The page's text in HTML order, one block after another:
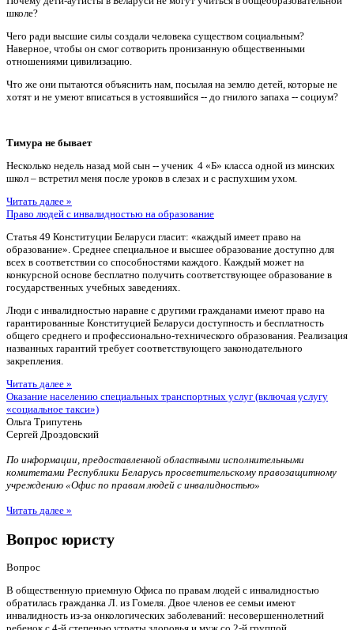
школе?
Чего ради высшие силы создали человека существом социальным?
Наверное, чтобы он смог сотворить пронизанную общественными
отношениями цивилизацию.
Что же они пытаются объяснить нам, посылая на землю детей, которые не
хотят и не умеют вписаться в устоявшийся -- до гнилого запаха -- социум?
Тимура не бывает
Несколько недель назад мой сын -- ученик 4 «Б» класса одной из минских
школ – встретил меня после уроков в слезах и с распухшим ухом.
Читать далее »
Право людей с инвалидностью на образование
Статья 49 Конституции Беларуси гласит: «каждый имеет право на
образование». Среднее специальное и высшее образование доступно для
всех в соответствии со способностями каждого. Каждый может на
конкурсной основе бесплатно получить соответствующее образование в
государственных учебных заведениях.
Люди с инвалидностью наравне с другими гражданами имеют право на
гарантированные Конституцией Беларуси доступность и бесплатность
общего среднего и профессионально-технического образования. Реализация
названных гарантий требует соответствующего законодательного
закрепления.
Читать далее »
Оказание населению специальных транспортных услуг (включая услугу
«социальное такси»)
Ольга Трипутень
Сергей Дроздовский
По информации, предоставленной областными исполнительными
комитетами Республики Беларусь просветительскому правозащитному
учреждению «Офис по правам людей с инвалидностью»
Читать далее »
Вопрос юристу
Вопрос
В общественную приемную Офиса по правам людей с инвалидностью
обратилась гражданка Л. из Гомеля. Двое членов ее семьи имеют
инвалидность из-за онкологических заболеваний: несовершеннолетний